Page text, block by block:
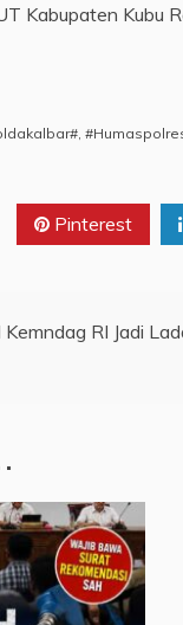
Kabupaten Kubu
Pinterest
RI Jadi
.